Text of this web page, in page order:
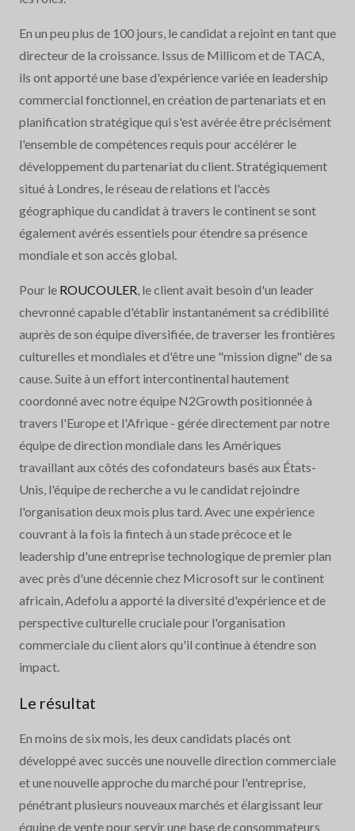
En un peu plus de 100 jours, le candidat a rejoint en tant que
directeur de la croissance. Issus de Millicom et de TACA,
ils ont apporté une base d'expérience variée en leadership
commercial fonctionnel, en création de partenariats et en
planification stratégique qui s'est avérée être précisément
l'ensemble de compétences requis pour accélérer le
développement du partenariat du client. Stratégiquement
situé à Londres, le réseau de relations et l'accès
géographique du candidat à travers le continent se sont
également avérés essentiels pour étendre sa présence
mondiale et son accès global.
Pour le ROUCOULER, le client avait besoin d'un leader
chevronné capable d'établir instantanément sa crédibilité
auprès de son équipe diversifiée, de traverser les frontières
culturelles et mondiales et d'être une "mission digne" de sa
cause. Suite à un effort intercontinental hautement
coordonné avec notre équipe N2Growth positionnée à
travers l'Europe et l'Afrique - gérée directement par notre
équipe de direction mondiale dans les Amériques
travaillant aux côtés des cofondateurs basés aux États-
Unis, l'équipe de recherche a vu le candidat rejoindre
l'organisation deux mois plus tard. Avec une expérience
couvrant à la fois la fintech à un stade précoce et le
leadership d'une entreprise technologique de premier plan
avec près d'une décennie chez Microsoft sur le continent
africain, Adefolu a apporté la diversité d'expérience et de
perspective culturelle cruciale pour l'organisation
commerciale du client alors qu'il continue à étendre son
impact.
Le résultat
En moins de six mois, les deux candidats placés ont
développé avec succès une nouvelle direction commerciale
et une nouvelle approche du marché pour l'entreprise,
pénétrant plusieurs nouveaux marchés et élargissant leur
équipe de vente pour servir une base de consommateurs